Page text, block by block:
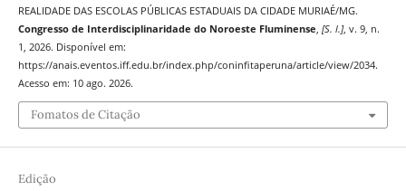
REALIDADE DAS ESCOLAS PÚBLICAS ESTADUAIS DA CIDADE MURIAÉ/MG.
Congresso de Interdisciplinaridade do Noroeste Fluminense [S. l.], v. 9, n.
1, 2026. Disponível em:
https://anais.eventos.iff.edu.br/index.php/coninfitaperuna/article/view/2034.
Acesso em: 10 ago. 2026.
Fomatos de Citação
Edição